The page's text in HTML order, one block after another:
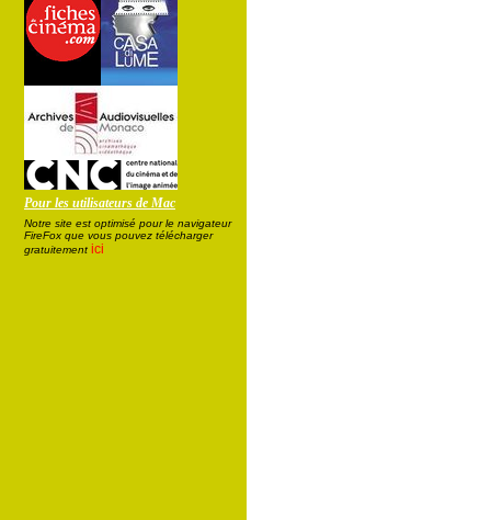
Pour les utilisateurs de Mac
Notre site est optimisé pour le navigateur
FireFox que vous pouvez télécharger
gratuitement ici